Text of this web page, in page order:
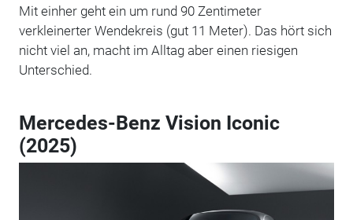
Mit einher geht ein um rund 90 Zentimeter
verkleinerter Wendekreis (gut 11 Meter). Das hört sich
nicht viel an, macht im Alltag aber einen riesigen
Unterschied.
Mercedes-Benz Vision Iconic
(2025)